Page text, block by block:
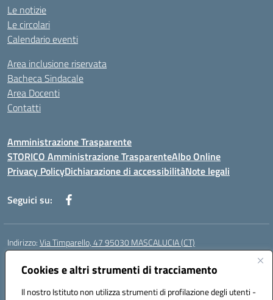
Cookies e altri strumenti di tracciamento
Il nostro Istituto non utilizza strumenti di profilazione degli utenti -
Le notizie
Le circolari
Calendario eventi
Area inclusione riservata
Bacheca Sindacale
Area Docenti
Contatti
Amministrazione Trasparente
STORICO Amministrazione TrasparenteAlbo Online
Privacy PolicyDichiarazione di accessibilitàNote legali
Seguici su:
Indirizzo:Via Timparello, 47 95030 MASCALUCIA (CT)
Centralino:
Posta elettronica certificata (PEC):ctic8bc002@pec.istruzione.it
Codice fiscale: 93238350875